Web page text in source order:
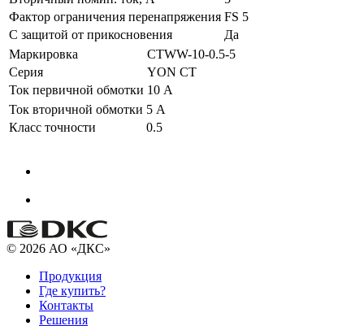
Фактор ограничения перенапряжения FS 5
С защитой от прикосновения
Да
Маркировка
CTWW-10-0.5-5
Серия
YON CT
Ток первичной обмотки 10 А
Ток вторичной обмотки 5 А
Класс точности
0.5
© 2026 АО «ДКС»
Продукция
Где купить?
Контакты
Решения